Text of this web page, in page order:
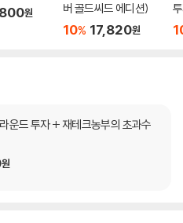
원
버 골드씨드 에디션)
10% 17,820원
운드 투자 + 재테크농부의 초과수
원